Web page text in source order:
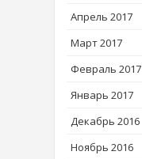
Апрель 2017
Март 2017
Февраль 2017
Январь 2017
Декабрь 2016
Ноябрь 2016